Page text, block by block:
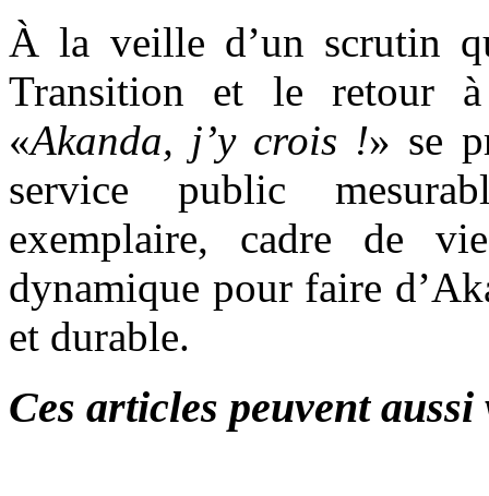
À la veille d’un scrutin
Transition et le retour à
«Akanda, j’y crois !» se
service public
exemplaire, cadre de
dynamique pour faire
et durable.
Ces articles peuvent